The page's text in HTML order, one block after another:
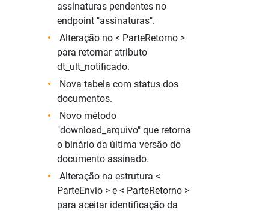
assinaturas pendentes no
endpoint "assinaturas".
Alteração no < ParteRetorno >
para retornar atributo
dt_ult_notificado.
Nova tabela com status dos
documentos.
Novo método
"download_arquivo" que retorna
o binário da última versão do
documento assinado.
Alteração na estrutura <
ParteEnvio > e < ParteRetorno >
para aceitar identificação da